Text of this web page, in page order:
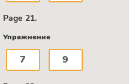
Page 21.
Упражнение
7 9